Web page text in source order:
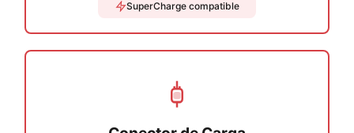
SuperCharge compatible